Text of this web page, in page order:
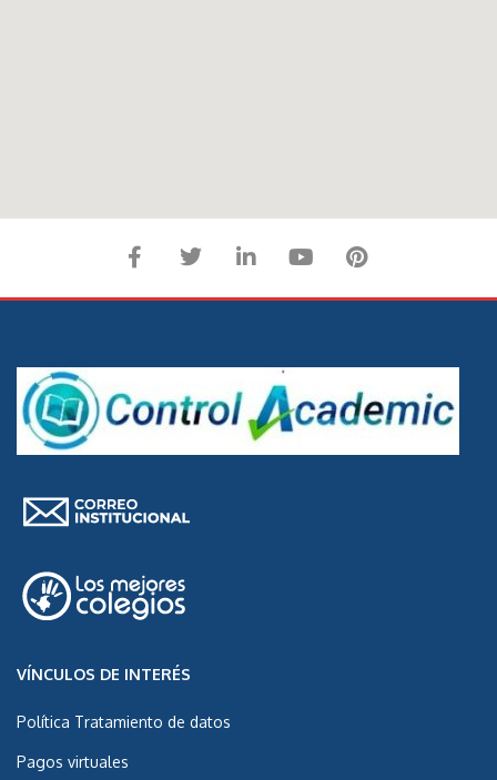
VÍNCULOS DE INTERÉS
Política Tratamiento de datos
Pagos virtuales